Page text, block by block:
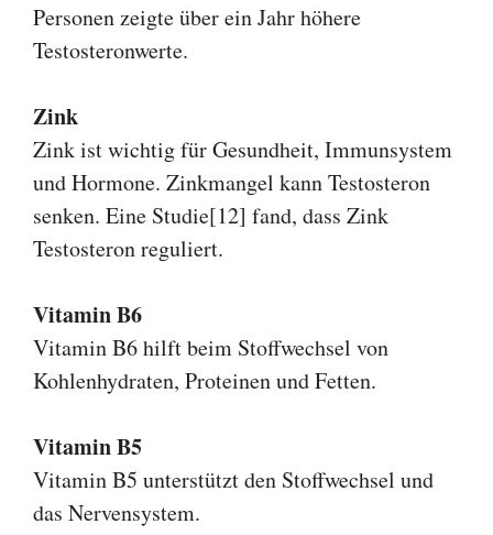
Personen zeigte über ein Jahr höhere
Testosteronwerte.
Zink
Zink ist wichtig für Gesundheit, Immunsystem
und Hormone. Zinkmangel kann Testosteron
senken. Eine Studie[12] fand, dass Zink
Testosteron reguliert.
Vitamin B6
Vitamin B6 hilft beim Stoffwechsel von
Kohlenhydraten, Proteinen und Fetten.
Vitamin B5
Vitamin B5 unterstützt den Stoffwechsel und
das Nervensystem.